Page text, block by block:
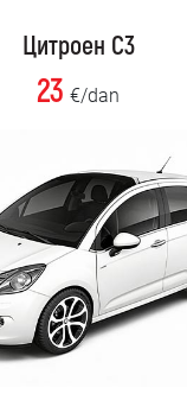
Цитроен C3
23 €/dan